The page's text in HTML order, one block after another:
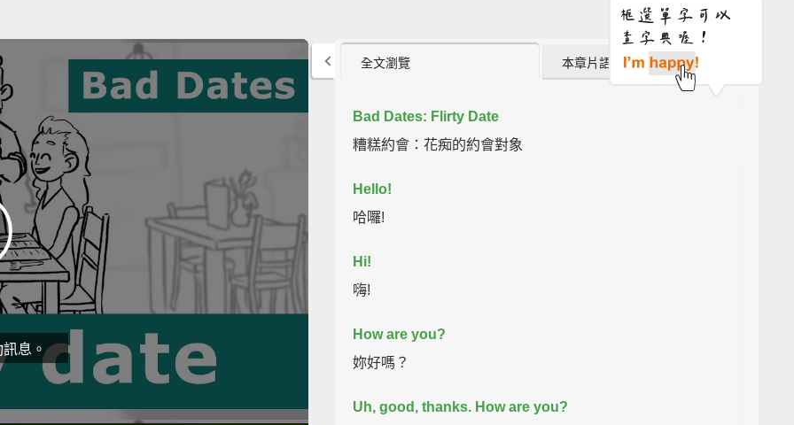
息。
全文瀏覽 本章片語 (8)
Bad Dates: Flirty Date
糟糕約會：花痴的約會對象
Hello!
哈囉!
Hi!
嗨!
How are you?
妳好嗎？
Uh, good, thanks. How are you?